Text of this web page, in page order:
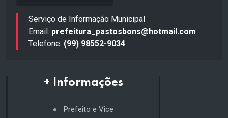
Serviço de Informação Municipal
Email: prefeitura_pastosbons@hotmail.com
Telefone: (99) 98552-9034
+ Informações
Prefeito e Vice